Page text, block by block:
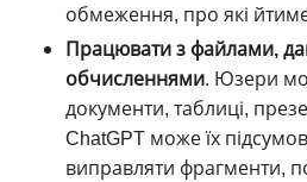
обмеження, про які
Працювати з файлами,
обчисленнями. Юзери
документи, таблиці,
ChatGPT може їх
виправляти фрагменти,